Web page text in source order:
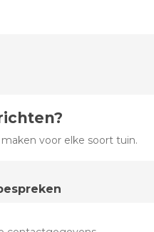
voor elke soort tuin.